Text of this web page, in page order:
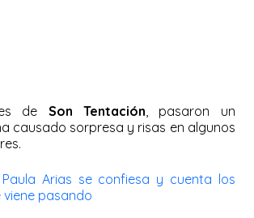
de Son Tentación , pasaron un
causado sorpresa y risas en algunos
Paula Arias se confiesa y cuenta los
pasando